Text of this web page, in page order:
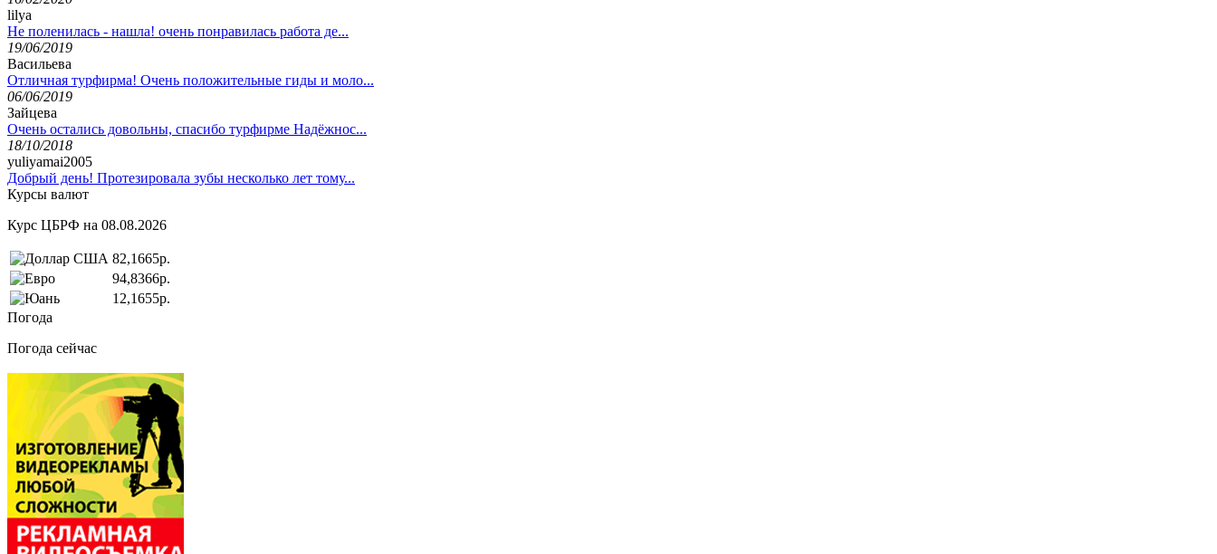
lilya
Не поленилась - нашла! очень понравилась работа де...
19/06/2019
Васильева
Отличная турфирма! Очень положительные гиды и моло...
06/06/2019
Зайцева
Очень остались довольны, спасибо турфирме Надёжнос...
18/10/2018
yuliyamai2005
Добрый день! Протезировала зубы несколько лет тому...
Курсы валют
Курс ЦБРФ на 08.08.2026
82,1665р.
94,8366р.
12,1655р.
Погода
Погода сейчас